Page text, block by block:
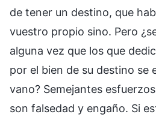
de tener un destino, que
vuestro propio sino. Pero
alguna vez que los que
por el bien de su destino se
vano? Semejantes
son falsedad y engaño. Si